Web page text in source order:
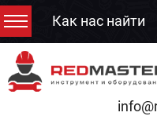
Как нас найти